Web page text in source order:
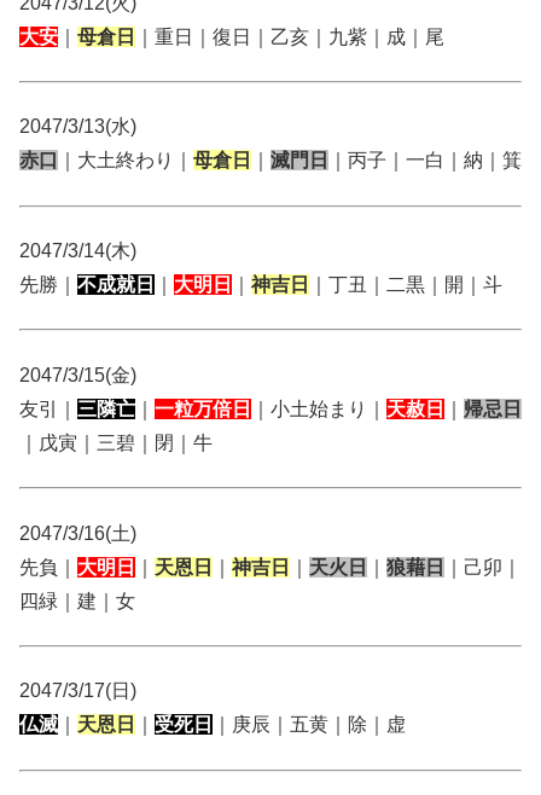
大安
母倉日 ｜重日｜復日｜乙亥｜九紫｜成｜尾
2047/3/13(水)
赤口
｜大土終わり｜ 母倉日 滅門日 ｜丙子｜一白｜納｜箕
2047/3/14(木)
先勝｜ 不成就日 大明日 神吉日 ｜丁丑｜二黒｜開｜斗
2047/3/15(金)
友引｜ 三隣亡 一粒万倍日 ｜小土始まり｜ 天赦日
帰忌日
｜戊寅｜三碧｜閉｜牛
2047/3/16(土)
先負｜ 大明日 天恩日 神吉日 天火日 狼藉日
｜己卯｜
四緑｜建｜女
2047/3/17(日)
仏滅
天恩日 受死日 ｜庚辰｜五黄｜除｜虚